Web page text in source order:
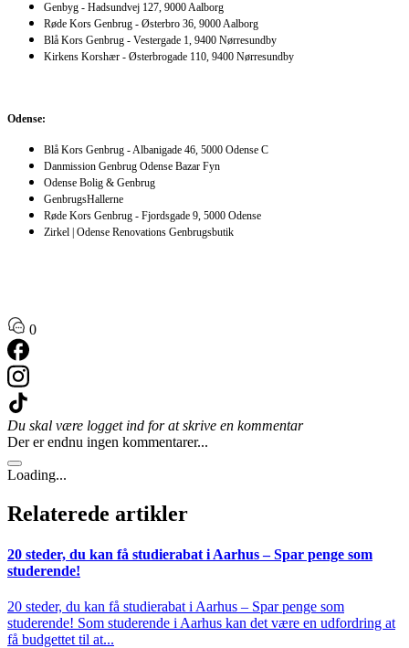
Genbyg - Hadsundvej 127, 9000 Aalborg
Røde Kors Genbrug - Østerbro 36, 9000 Aalborg
Blå Kors Genbrug - Vestergade 1, 9400 Nørresundby
Kirkens Korshær - Østerbrogade 110, 9400 Nørresundby
Odense:
Blå Kors Genbrug - Albanigade 46, 5000 Odense C
Danmission Genbrug Odense Bazar Fyn
Odense Bolig & Genbrug
GenbrugsHallerne
Røde Kors Genbrug - Fjordsgade 9, 5000 Odense
Zirkel | Odense Renovations Genbrugsbutik
0
Du skal være logget ind for at skrive en kommentar
Der er endnu ingen kommentarer...
Loading...
Relaterede artikler
20 steder, du kan få studierabat i Aarhus – Spar penge som
studerende!
20 steder, du kan få studierabat i Aarhus – Spar penge som
studerende! Som studerende i Aarhus kan det være en udfordring at
få budgettet til at...